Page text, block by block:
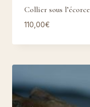
Collier sous l’écorce
110,00€